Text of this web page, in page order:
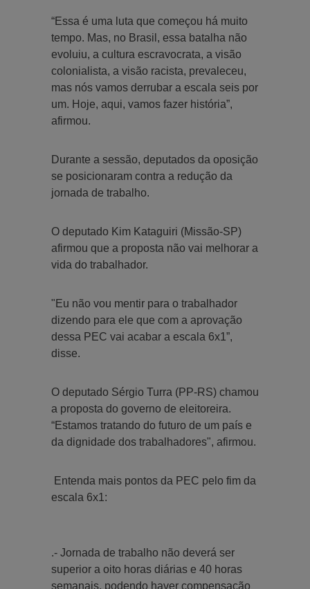
“Essa é uma luta que começou há muito
tempo. Mas, no Brasil, essa batalha não
evoluiu, a cultura escravocrata, a visão
colonialista, a visão racista, prevaleceu,
mas nós vamos derrubar a escala seis por
um. Hoje, aqui, vamos fazer história”,
afirmou.
Durante a sessão, deputados da oposição
se posicionaram contra a redução da
jornada de trabalho.
O deputado Kim Kataguiri (Missão-SP)
afirmou que a proposta não vai melhorar a
vida do trabalhador.
"Eu não vou mentir para o trabalhador
dizendo para ele que com a aprovação
dessa PEC vai acabar a escala 6x1”,
disse.
O deputado Sérgio Turra (PP-RS) chamou
a proposta do governo de eleitoreira.
“Estamos tratando do futuro de um país e
da dignidade dos trabalhadores", afirmou.
Entenda mais pontos da PEC pelo fim da
escala 6x1:
.- Jornada de trabalho não deverá ser
superior a oito horas diárias e 40 horas
semanais, podendo haver compensação